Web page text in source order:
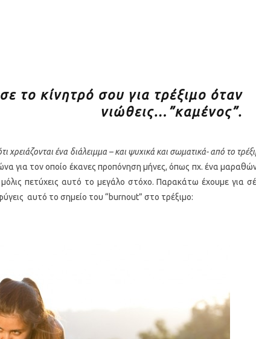
το κίνητρό σου για τρέξιμο όταν
νιώθεις…”καμένος”.
χρειάζονται ένα διάλειμμα – και ψυχικά και σωματικά- από το
για τον οποίο έκανες προπόνηση μήνες, όπως πχ. ένα
πετύχεις αυτό το μεγάλο στόχο. Παρακάτω έχουμε για
αυτό το σημείο του “burnout” στο τρέξιμο: